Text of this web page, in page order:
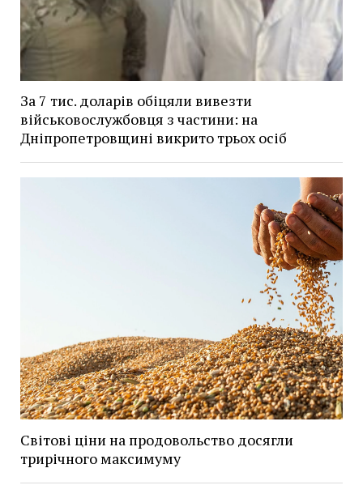
За 7 тис. доларів обіцяли вивезти
військовослужбовця з частини: на
Дніпропетровщині викрито трьох осіб
Світові ціни на продовольство досягли
трирічного максимуму